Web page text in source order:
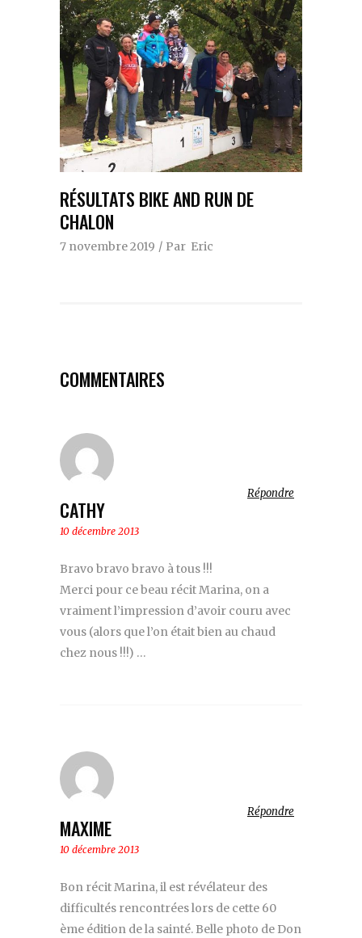
RÉSULTATS BIKE AND RUN DE
CHALON
7 novembre 2019 Par Eric
COMMENTAIRES
CATHY
10 décembre 2013
Répondre
Bravo bravo bravo à tous !!!
Merci pour ce beau récit Marina, on a
vraiment l’impression d’avoir couru avec
vous (alors que l’on était bien au chaud
chez nous !!!) …
MAXIME
10 décembre 2013
Répondre
Bon récit Marina, il est révélateur des
difficultés rencontrées lors de cette 60
ème édition de la sainté. Belle photo de Don